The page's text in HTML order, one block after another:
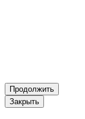
Продолжить
Закрыть